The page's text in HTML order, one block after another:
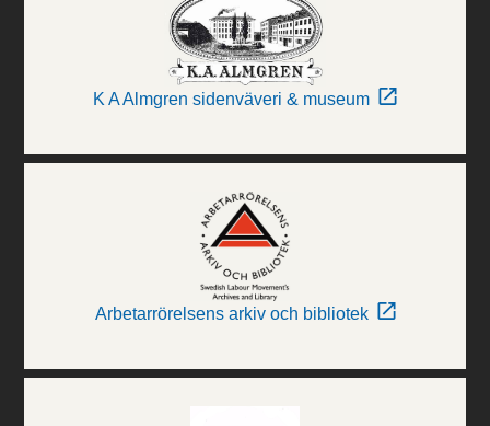
K A Almgren sidenväveri & museum
Arbetarrörelsens arkiv och bibliotek